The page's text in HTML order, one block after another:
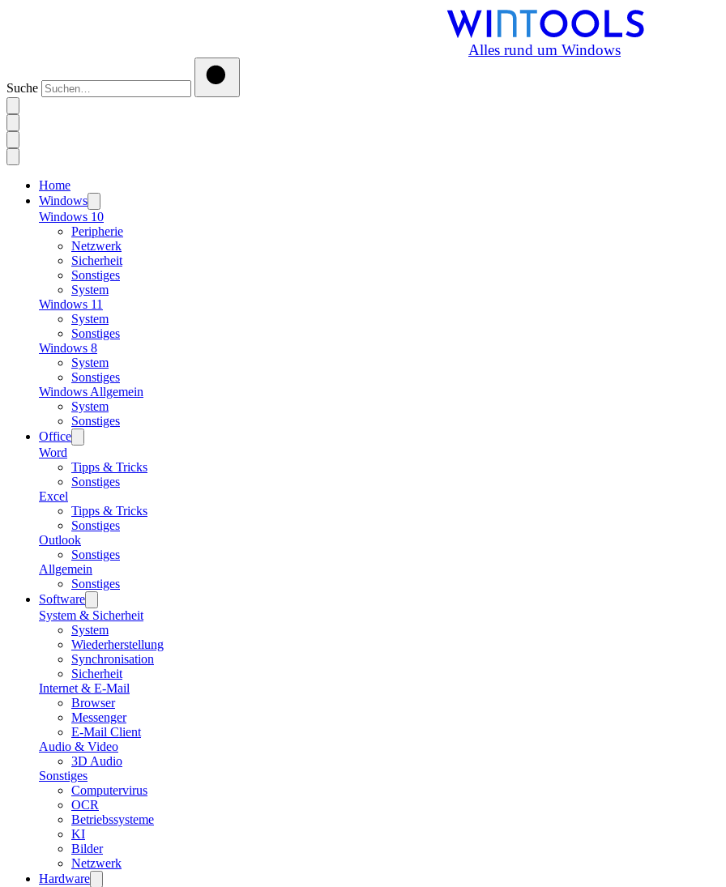
Alles rund um Windows
Suche
Home
Windows
Windows 10
Peripherie
Netzwerk
Sicherheit
Sonstiges
System
Windows 11
System
Sonstiges
Windows 8
System
Sonstiges
Windows Allgemein
System
Sonstiges
Office
Word
Tipps & Tricks
Sonstiges
Excel
Tipps & Tricks
Sonstiges
Outlook
Sonstiges
Allgemein
Sonstiges
Software
System & Sicherheit
System
Wiederherstellung
Synchronisation
Sicherheit
Internet & E-Mail
Browser
Messenger
E-Mail Client
Audio & Video
3D Audio
Sonstiges
Computervirus
OCR
Betriebssysteme
KI
Bilder
Netzwerk
Hardware